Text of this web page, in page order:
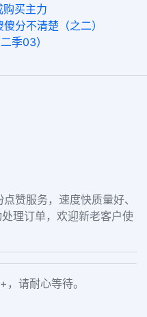
买主力
分不清楚（之二）
季03）
赞服务，速度快质量好、
理订单，欢迎新老客户使
请耐心等待。